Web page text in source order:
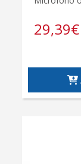
29,39€